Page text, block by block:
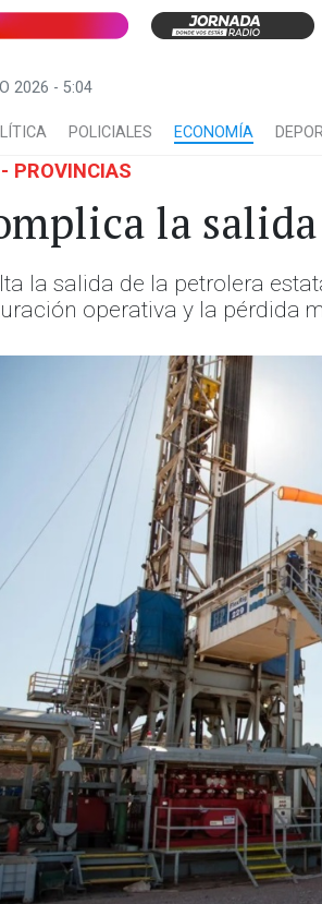
2026 - 5:04
POLICIALES ECONOMÍA
PROVINCIAS
la
la salida de la petrolera
operativa y la pérdida